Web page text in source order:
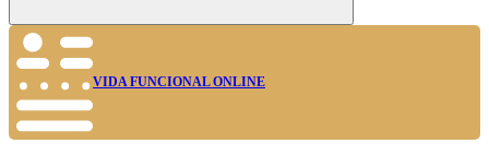
Buscar
VIDA FUNCIONAL ONLINE